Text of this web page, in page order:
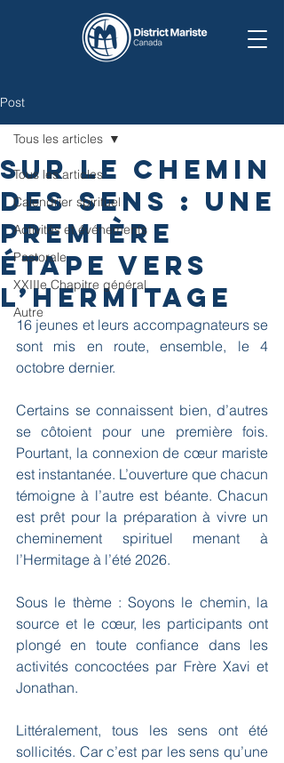
Post
Tous les articles
Calendrier spirituel
Activités et événements
Pastorale
XXIIIe Chapitre général
Autre
Tous les articles
Sur le chemin
des sens : une
première
étape vers
l’Hermitage
16 jeunes et leurs accompagnateurs se
sont mis en route, ensemble, le 4
octobre dernier.
Certains se connaissent bien, d’autres
se côtoient pour une première fois.
Pourtant, la connexion de cœur mariste
est instantanée. L’ouverture que chacun
témoigne à l’autre est béante. Chacun
est prêt pour la préparation à vivre un
cheminement spirituel menant à
l’Hermitage à l’été 2026.
Sous le thème : Soyons le chemin, la
source et le cœur, les participants ont
plongé en toute confiance dans les
activités concoctées par Frère Xavi et
Jonathan.
Littéralement, tous les sens ont été
sollicités. Car c’est par les sens qu’une